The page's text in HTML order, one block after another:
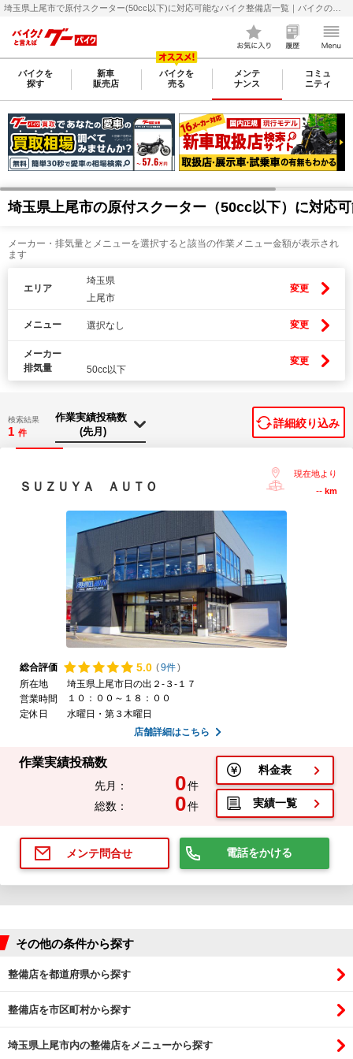
バイクを
探す
新車
販売店
バイクを
売る
メンテ
ナンス
コミュ
ニティ
埼玉県上尾市の原付スクーター（50cc以下）に対応
メーカー・排気量とメニューを選択すると該当の作業メニュー金額が表示され
ます
エリア
埼玉県
上尾市
変更
メニュー 選択なし 変更
メーカー
排気量
50cc以下
変更
検索結果
1 件
詳細絞り込み
ＳＵＺＵＹＡ ＡＵＴＯ
現在地より
-- km
総合評価 5.0 (9件)
所在地
埼玉県上尾市日の出２-３-１７
営業時間
１０：００～１８：００
定休日
水曜日・第３木曜日
店舗詳細はこちら
作業実績投稿数
先月： 0件
総数：
0件
料金表
実績一覧
メンテ問合せ 電話をかける
その他の条件から探す
整備店を都道府県から探す
整備店を市区町村から探す
埼玉県上尾市内の整備店をメニューから探す